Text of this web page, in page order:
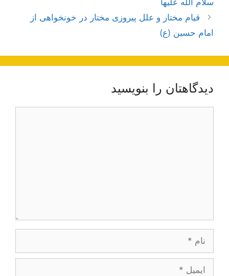
سلام الله علیها
قیام مختار و علل پیروزی مختار در خونخواهی از
امام حسین (ع)
دیدگاهتان را بنویسید
ایمیل